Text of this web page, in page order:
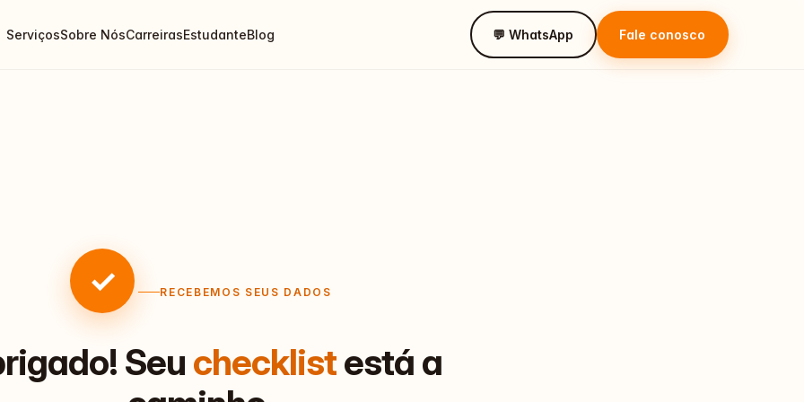
ServiçosSobre NósCarreirasEstudanteBlog 💬 WhatsApp Fale conosco
✓ RECEBEMOS SEUS DADOS
Seu checklistestá a